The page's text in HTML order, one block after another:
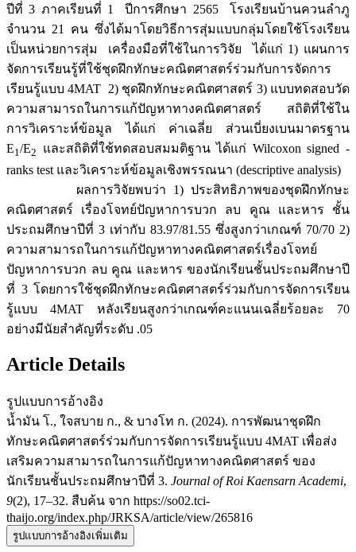
ปีที่ 3 ภาคเรียนที่ 1 ปีการศึกษา 2565 โรงเรียนบ้านควนลำภู
จำนวน 21 คน ซึ่งได้มาโดยวิธีการสุ่มแบบกลุ่มโดยใช้โรงเรียน
เป็นหน่วยการสุ่ม เครื่องมือที่ใช้ในการวิจัย ได้แก่ 1) แผนการ
จัดการเรียนรู้ที่ใช้ชุดฝึกทักษะคณิตศาสตร์ร่วมกับการจัดการ
เรียนรู้แบบ 4MAT 2) ชุดฝึกทักษะคณิตศาสตร์ 3) แบบทดสอบวัด
ความสามารถในการแก้ปัญหาทางคณิตศาสตร์ สถิติที่ใช้ใน
การวิเคราะห์ข้อมูล ได้แก่ ค่าเฉลี่ย ส่วนเบี่ยงเบนมาตรฐาน
E1/E2
และสถิติที่ใช้ทดสอบสมมติฐาน ได้แก่ Wilcoxon signed -
ranks test และวิเคราะห์ข้อมูลเชิงพรรณนา (descriptive analysis)
ผลการวิจัยพบว่า 1) ประสิทธิภาพของชุดฝึกทักษะ
คณิตศาสตร์ เรื่องโจทย์ปัญหาการบวก ลบ คูณ และหาร ชั้น
ประถมศึกษาปีที่ 3 เท่ากับ 83.97/81.55 ซึ่งสูงกว่าเกณฑ์ 70/70 2)
ความสามารถในการแก้ปัญหาทางคณิตศาสตร์เรื่องโจทย์
ปัญหาการบวก ลบ คูณ และหาร ของนักเรียนชั้นประถมศึกษาปี
ที่ 3 โดยการใช้ชุดฝึกทักษะคณิตศาสตร์ร่วมกับการจัดการเรียน
รู้แบบ 4MAT หลังเรียนสูงกว่าเกณฑ์คะแนนเฉลี่ยร้อยละ 70
อย่างมีนัยสำคัญที่ระดับ .05
Article Details
รูปแบบการอ้างอิง
น้ำมัน โ., ใจสบาย ก., & บางโท ก. (2024). การพัฒนาชุดฝึก
ทักษะคณิตศาสตร์ร่วมกับการจัดการเรียนรู้แบบ 4MAT เพื่อส่ง
เสริมความสามารถในการแก้ปัญหาทางคณิตศาสตร์ ของ
นักเรียนชั้นประถมศึกษาปีที่ 3. Journal of Roi Kaensarn Academi,
9(2), 17–32. สืบค้น จาก https://so02.tci-
thaijo.org/index.php/JRKSA/article/view/265816
รูปแบบการอ้างอิงเพิ่มเติม